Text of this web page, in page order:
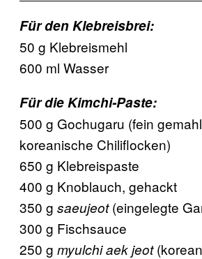
Für den Klebreisbrei:
50 g Klebreismehl
600 ml Wasser
Für die Kimchi-Paste:
500 g Gochugaru (fein
koreanische Chiliflocken)
650 g Klebreispaste
400 g Knoblauch, gehackt
350 g saeujeot(eingelegte
300 g Fischsauce
250 g myulchi aek jeot